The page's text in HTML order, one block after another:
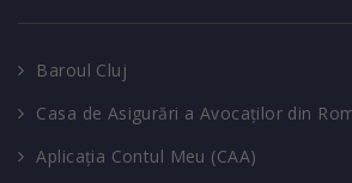
Baroul Cluj
Casa de Asigurări a Avocaților din
Aplicația Contul Meu (CAA)